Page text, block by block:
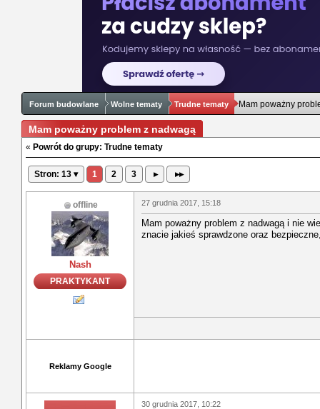
Forum budowlane Wolne tematy Trudne tematy Mam poważny
Mam poważny problem z nadwagą
« Powrót do grupy: Trudne tematy
Stron: 13 ▾ 1 2 3 ▸ ▸▸
offline
Nash
PRAKTYKANT
27 grudnia 2017, 15:18
Mam poważny problem z nadwagą i nie
znacie jakieś sprawdzone oraz
Reklamy Google
30 grudnia 2017, 10:22